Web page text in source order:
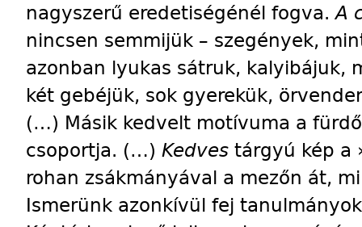
nagyszerű eredetiségénél fogva.A
nincsen semmijük – szegények,
azonban lyukas sátruk, kalyibájuk,
két gebéjük, sok gyerekük,
(…) Másik kedvelt motívuma a
csoportja. (…) Kedves tárgyú kép a
rohan zsákmányával a mezőn át,
Ismerünk azonkívül fej